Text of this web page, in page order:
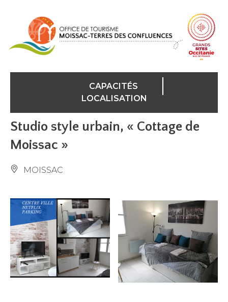
CAPACITÉS
LOCALISATION
Studio style urbain, « Cottage de
Moissac »
MOISSAC